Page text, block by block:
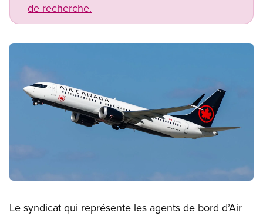
de recherche.
Image
Le syndicat qui représente les agents de bord d’Air